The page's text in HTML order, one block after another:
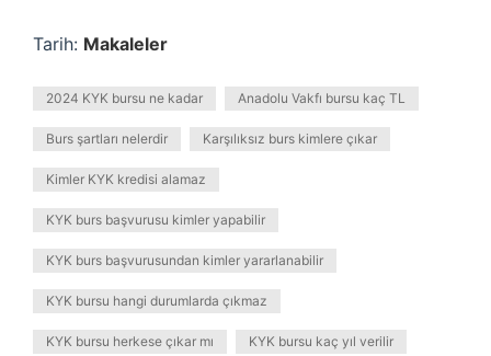
Tarih: Makaleler
2024 KYK bursu ne kadar Anadolu Vakfı bursu kaç TL
Burs şartları nelerdir Karşılıksız burs kimlere çıkar
Kimler KYK kredisi alamaz
KYK burs başvurusu kimler yapabilir
KYK burs başvurusundan kimler yararlanabilir
KYK bursu hangi durumlarda çıkmaz
KYK bursu herkese çıkar mı KYK bursu kaç yıl verilir